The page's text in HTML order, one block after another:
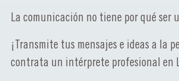
La comunicación no tiene por qué ser
¡Transmite tus mensajes e ideas a la
contrata un intérprete profesional en